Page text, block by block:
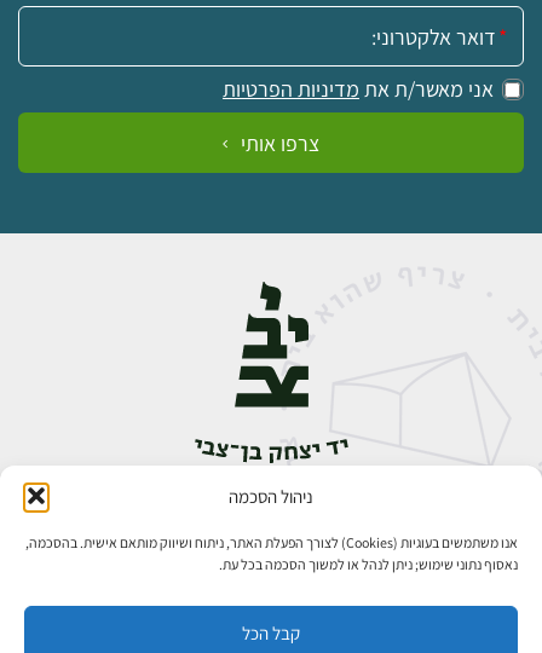
ניהול הסכמה
אנו משתמשים בעוגיות (Cookies) לצורך הפעלת האתר, ניתוח ושיווק מותאם אישית. בהסכמה,
נאסוף נתוני שימוש; ניתן לנהל או למשוך הסכמה בכל עת.
קבל הכל
אימייל:
אני מאשר/ת את מדיניות הפרטיות
צרפו אותי
אבן גבירול 14, רחביה, ירושלים